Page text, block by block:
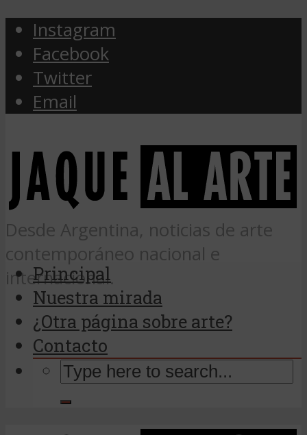
Instagram
Facebook
Twitter
Email
Desde Argentina, noticias de arte
contemporáneo nacional e
internacional.
Principal
Nuestra mirada
¿Otra página sobre arte?
Contacto